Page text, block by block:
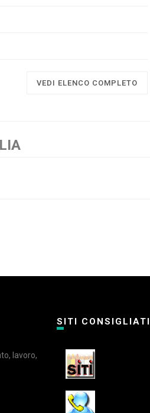
VEDI ELENCO COMPLETO
lavoro,
SITI CONSIGLIATI